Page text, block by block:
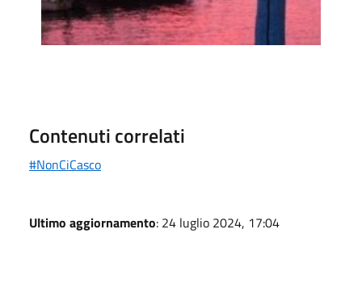
Contenuti correlati
#NonCiCasco
Ultimo aggiornamento: 24 luglio 2024, 17:04